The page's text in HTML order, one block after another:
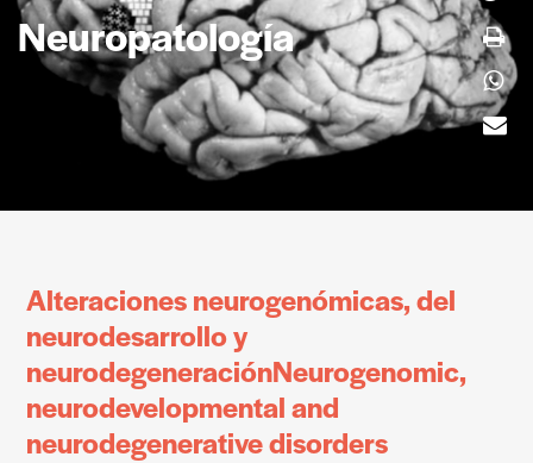
Neuropatología
Alteraciones neurogenómicas, del
neurodesarrollo y
neurodegeneraciónNeurogenomic,
neurodevelopmental and
neurodegenerative disorders